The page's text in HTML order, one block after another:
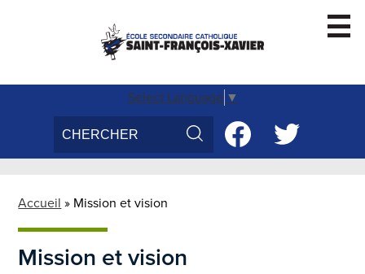
to
main
Conseil d'école
Voix des élèves
Parascolaire
Inscription
Nous Joindre
Select Language ▼
Search
Social
Media
FacebookTwitter
Accueil » Mission et vision
Mission et vision